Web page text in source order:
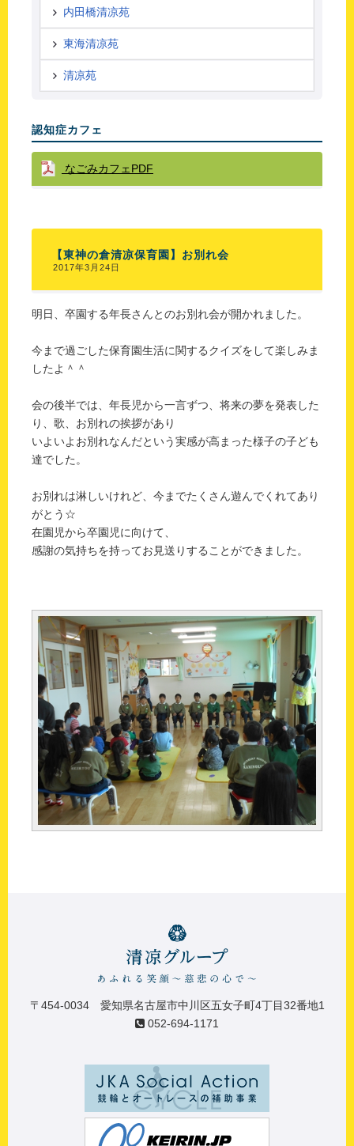
内田橋清凉苑
東海清凉苑
清凉苑
認知症カフェ
なごみカフェPDF
【東神の倉清凉保育園】お別れ会
2017年3月24日
明日、卒園する年長さんとのお別れ会が開かれました。
今まで過ごした保育園生活に関するクイズをして楽しみま
したよ＾＾
会の後半では、年長児から一言ずつ、将来の夢を発表した
り、歌、お別れの挨拶があり
いよいよお別れなんだという実感が高まった様子の子ども
達でした。
お別れは淋しいけれど、今までたくさん遊んでくれてあり
がとう☆
在園児から卒園児に向けて、
感謝の気持ちを持ってお見送りすることができました。
〒454-0034 愛知県名古屋市中川区五女子町4丁目32番地1
052-694-1171